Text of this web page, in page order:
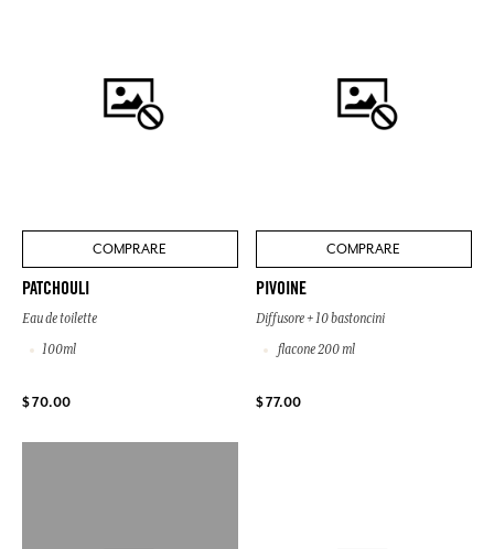
COMPRARE
PATCHOULI
Eau de toilette
100ml
$ 70.00
COMPRARE
PIVOINE
Diffusore + 10 bastoncini
flacone 200 ml
$ 77.00